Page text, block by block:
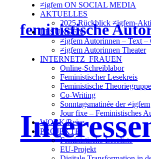
≠igfem ON SOCIAL MEDIA
AKTUELLES
2025 Rückblick ≠igfem-
LESUNGEN
≠igfem Autorinnen – Text –
≠igfem Autorinnen Theater
INTERNETZ_FRAUEN
Online-Schreiblabor
Feministischer Lesekreis
Feministische Theoriegruppe
Co-Writing
Sonntagsmatinée der ≠igfem
Jour fixe – Feministisches
WORK/Reise
PROJEKTE
Feministische Leseliste
EU-Projekt